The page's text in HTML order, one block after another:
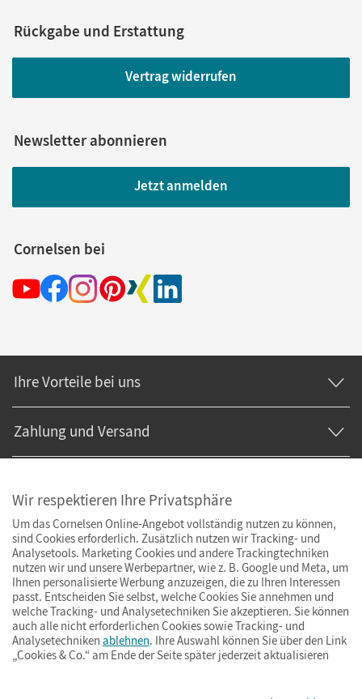
Rückgabe und Erstattung
Vertrag widerrufen
Newsletter abonnieren
Jetzt anmelden
Cornelsen bei
Ihre Vorteile bei uns
Zahlung und Versand
ImpressumAGBDatenschutzBarrierefreiheitCookies & Co.
Wir respektieren Ihre Privatsphäre
Um das Cornelsen Online-Angebot vollständig nutzen zu können,
sind Cookies erforderlich. Zusätzlich nutzen wir Tracking- und
Analysetools. Marketing Cookies und andere Trackingtechniken
nutzen wir und unsere Werbepartner, wie z. B. Google und Meta, um
Ihnen personalisierte Werbung anzuzeigen, die zu Ihren Interessen
passt. Entscheiden Sie selbst, welche Cookies Sie annehmen und
welche Tracking- und Analysetechniken Sie akzeptieren. Sie können
auch alle nicht erforderlichen Cookies sowie Tracking- und
Analysetechniken ablehnen. Ihre Auswahl können Sie über den Link
„Cookies & Co.“ am Ende der Seite später jederzeit aktualisieren